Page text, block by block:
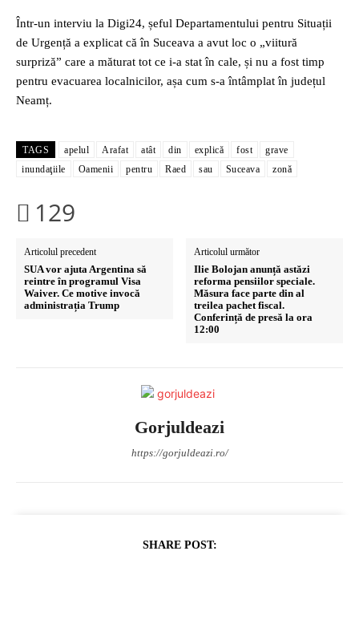
Într-un interviu la Digi24, șeful Departamentului pentru Situații
de Urgență a explicat că în Suceava a avut loc o „viitură
surpriză” care a măturat tot ce i-a stat în cale, și nu a fost timp
pentru evacuarea localnicilor, așa cum s-a întâmplat în județul
Neamț.
TAGS apelul Arafat atât din explică fost
grave
inundaţiile
Oamenii pentru Raed sau Suceava zonă
129
Articolul precedent
SUA vor ajuta Argentina să
reintre în programul Visa
Waiver. Ce motive invocă
administrația Trump
Articolul următor
Ilie Bolojan anunță astăzi
reforma pensiilor speciale.
Măsura face parte din al
treilea pachet fiscal.
Conferință de presă la ora
12:00
Gorjuldeazi
https://gorjuldeazi.ro/
SHARE POST: